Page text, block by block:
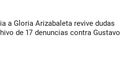
a Gloria Arizabaleta revive dudas
de 17 denuncias contra Gustavo